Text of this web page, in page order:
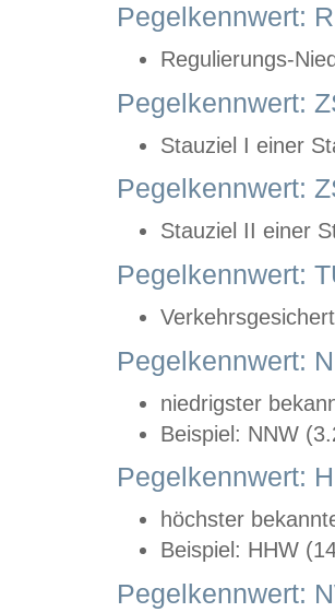
Pegelkennwert:
Regulierungs-
Pegelkennwert:
Stauziel I einer
Pegelkennwert:
Stauziel II einer
Pegelkennwert:
Pegelkennwert:
niedrigster
Beispiel: NNW
Pegelkennwert:
höchster
Beispiel: HHW
Pegelkennwert: